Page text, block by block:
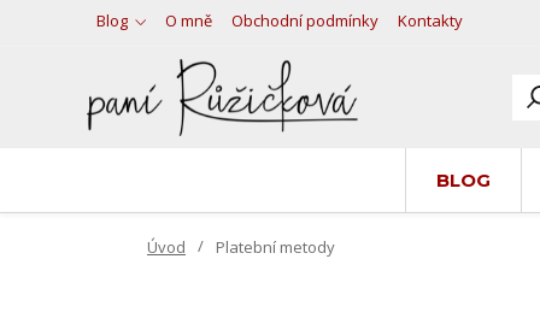
Blog O mně Obchodní podmínky Kontakty
BLOG
Úvod Platební metody